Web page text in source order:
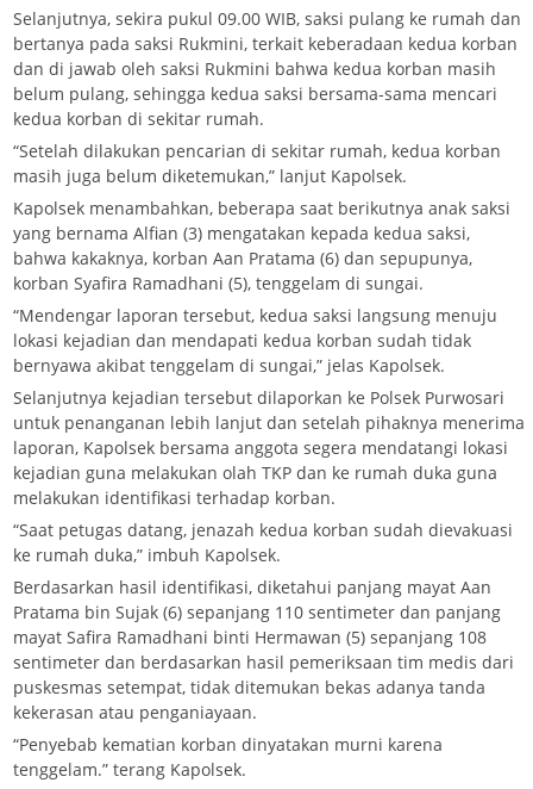
Selanjutnya, sekira pukul 09.00 WIB, saksi pulang ke rumah dan
bertanya pada saksi Rukmini, terkait keberadaan kedua korban
dan di jawab oleh saksi Rukmini bahwa kedua korban masih
belum pulang, sehingga kedua saksi bersama-sama mencari
kedua korban di sekitar rumah.
“Setelah dilakukan pencarian di sekitar rumah, kedua korban
masih juga belum diketemukan,” lanjut Kapolsek.
Kapolsek menambahkan, beberapa saat berikutnya anak saksi
yang bernama Alfian (3) mengatakan kepada kedua saksi,
bahwa kakaknya, korban Aan Pratama (6) dan sepupunya,
korban Syafira Ramadhani (5), tenggelam di sungai.
“‎Mendengar laporan tersebut, kedua saksi langsung menuju
lokasi kejadian dan mendapati kedua korban sudah tidak
bernyawa akibat tenggelam di sungai,” jelas Kapolsek.
Selanjutnya kejadian tersebut dilaporkan ke Polsek Purwosari
untuk penanganan lebih lanjut dan setelah pihaknya menerima
laporan, Kapolsek bersama anggota segera mendatangi lokasi
kejadian guna melakukan olah TKP dan ke rumah duka guna
melakukan identifikasi terhadap korban.
“Saat petugas datang, jenazah kedua korban sudah dievakuasi
ke rumah duka,” imbuh Kapolsek.
Berdasarkan hasil identifikasi, diketahui panjang mayat Aan
Pratama bin Sujak (6) sepanjang 110 sentimeter dan panjang
mayat Safira Ramadhani binti Hermawan (5) sepanjang 108
sentimeter dan berdasarkan hasil pemeriksaan tim medis dari
puskesmas setempat, tidak ditemukan bekas adanya tanda
kekerasan atau penganiayaan.
“Penyebab kematian korban dinyatakan murni karena
tenggelam.” terang Kapolsek.